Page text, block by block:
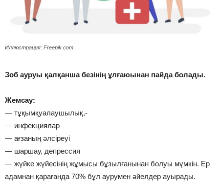
Иллюстрация: Freepik.com
Зоб ауруы қалқанша безінің ұлғаюынан пайда болады.
Жемсау:
— тұқымқуалаушылық,-
— инфекциялар
— ағзаның әлсіреуі
— шаршау, депрессия
— жүйке жүйесінің жұмысы бұзылғанынан болуы мүмкін. Ер
адамнан қарағанда 70% бұл аурумен әйелдер ауырады.